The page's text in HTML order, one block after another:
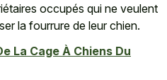
occupés qui ne veulent
la fourrure de leur chien.
La Cage À Chiens Du